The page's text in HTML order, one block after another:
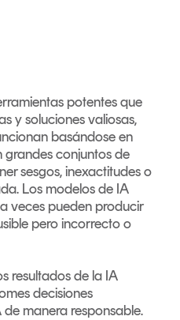
potentes que
y soluciones valiosas,
basándose en
conjuntos de
sesgos, inexactitudes o
Los modelos de IA
veces pueden producir
pero incorrecto o
resultados de la IA
decisiones
manera responsable.